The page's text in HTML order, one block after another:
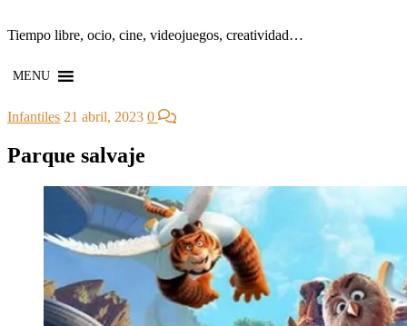
Tiempo libre, ocio, cine, videojuegos, creatividad…
MENU
Infantiles 21 abril, 2023 0
Parque salvaje